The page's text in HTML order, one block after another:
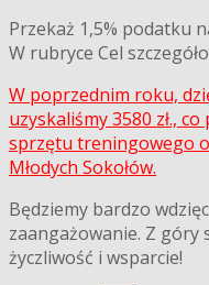
Przekaż 1,5% podatku
W rubryce Cel
W poprzednim roku,
uzyskaliśmy 3580 zł.,
sprzętu treningowego
Młodych Sokołów.
Będziemy bardzo
zaangażowanie. Z góry
życzliwość i wsparcie!